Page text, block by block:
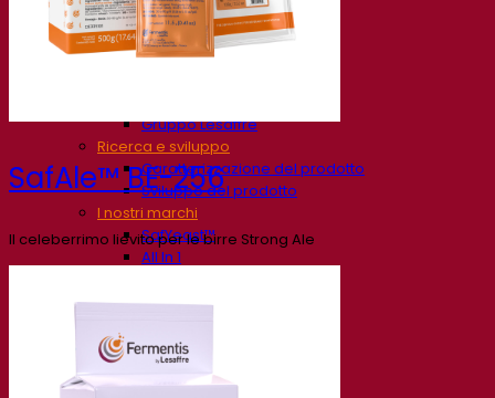
Chi siamo
Esperto di fermentazione
Il Campus Fermentis
Gruppo Lesaffre
Ricerca e sviluppo
Caratterizzazione del prodotto
Sviluppo del prodotto
I nostri marchi
SafYeast™
All In 1
Altri servizi
Degustazioni di bevande
Soluzioni per la fermentazione
Birra
SafAle™ BE-256
Il celeberrimo lievito per le birre Strong Ale